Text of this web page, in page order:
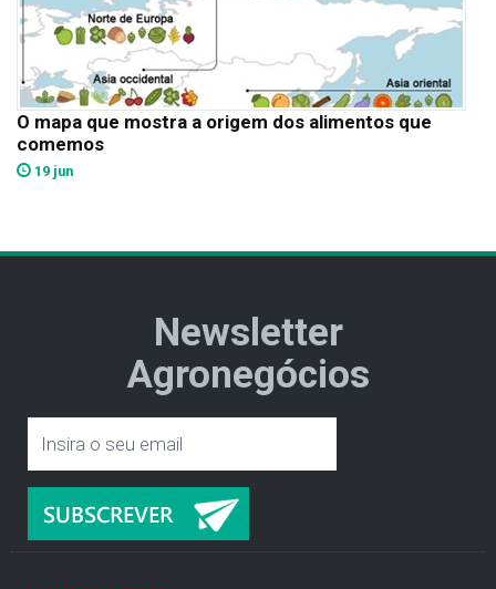
O mapa que mostra a origem dos alimentos que
comemos
19 jun
Newsletter
Agronegócios